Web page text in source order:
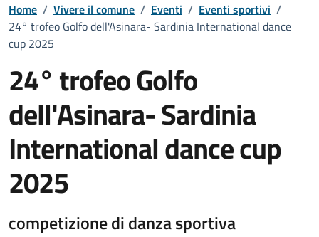
Home / Vivere il comune / Eventi / Eventi sportivi /
24° trofeo Golfo dell'Asinara- Sardinia International dance
cup 2025
24° trofeo Golfo
dell'Asinara- Sardinia
International dance cup
2025
Dettaglio dell'evento
competizione di danza sportiva